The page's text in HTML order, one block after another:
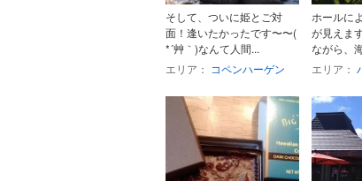
そして、ついに姫とご対
面！逢いたかったです〜〜(
*´艸｀)なんて人間...
エリア： コペンハーゲン
ホールに
が見えま
ながら、
エリア：